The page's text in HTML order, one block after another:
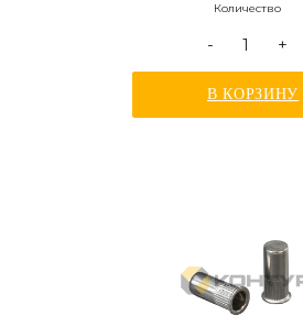
Количество
- +
В КОРЗИНУ